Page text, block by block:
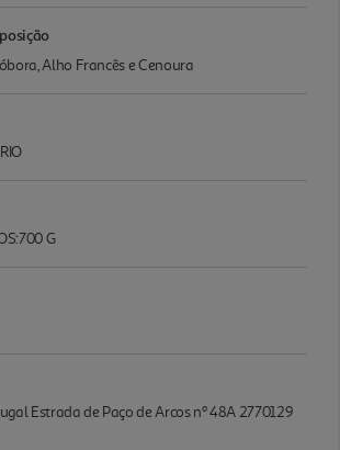
Alho Francês e Cenoura
G
Estrada de Paço de Arcos nº 48A 2770129